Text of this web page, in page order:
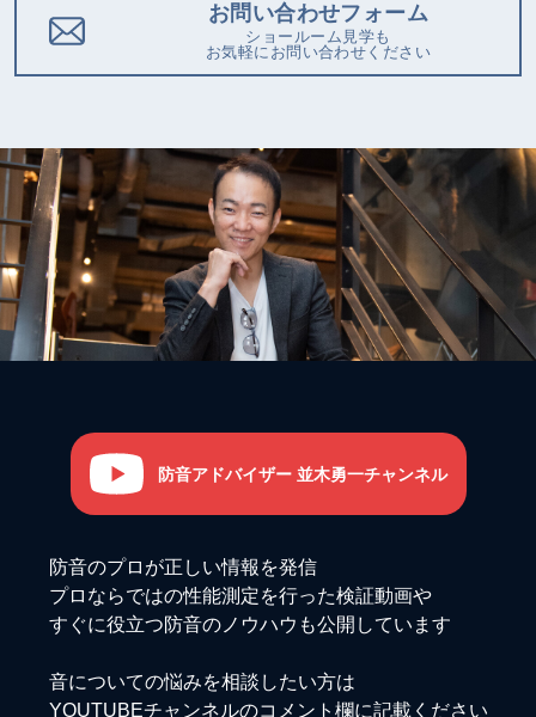
お問い合わせフォーム
ショールーム見学も
お気軽にお問い合わせください
防音アドバイザー 並木勇一チャンネル
防音のプロが正しい情報を発信
プロならではの性能測定を行った検証動画や
すぐに役立つ防音のノウハウも公開しています
音についての悩みを相談したい方は
YOUTUBEチャンネルのコメント欄に記載ください